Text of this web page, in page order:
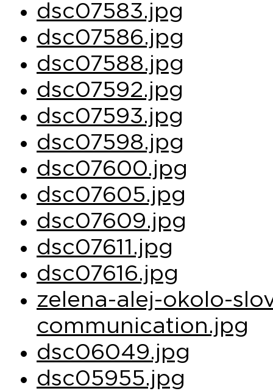
dsc07583.jpg
dsc07586.jpg
dsc07588.jpg
dsc07592.jpg
dsc07593.jpg
dsc07598.jpg
dsc07600.jpg
dsc07605.jpg
dsc07609.jpg
dsc07611.jpg
dsc07616.jpg
zelena-alej-okolo-
communication.jpg
dsc06049.jpg
dsc05955.jpg